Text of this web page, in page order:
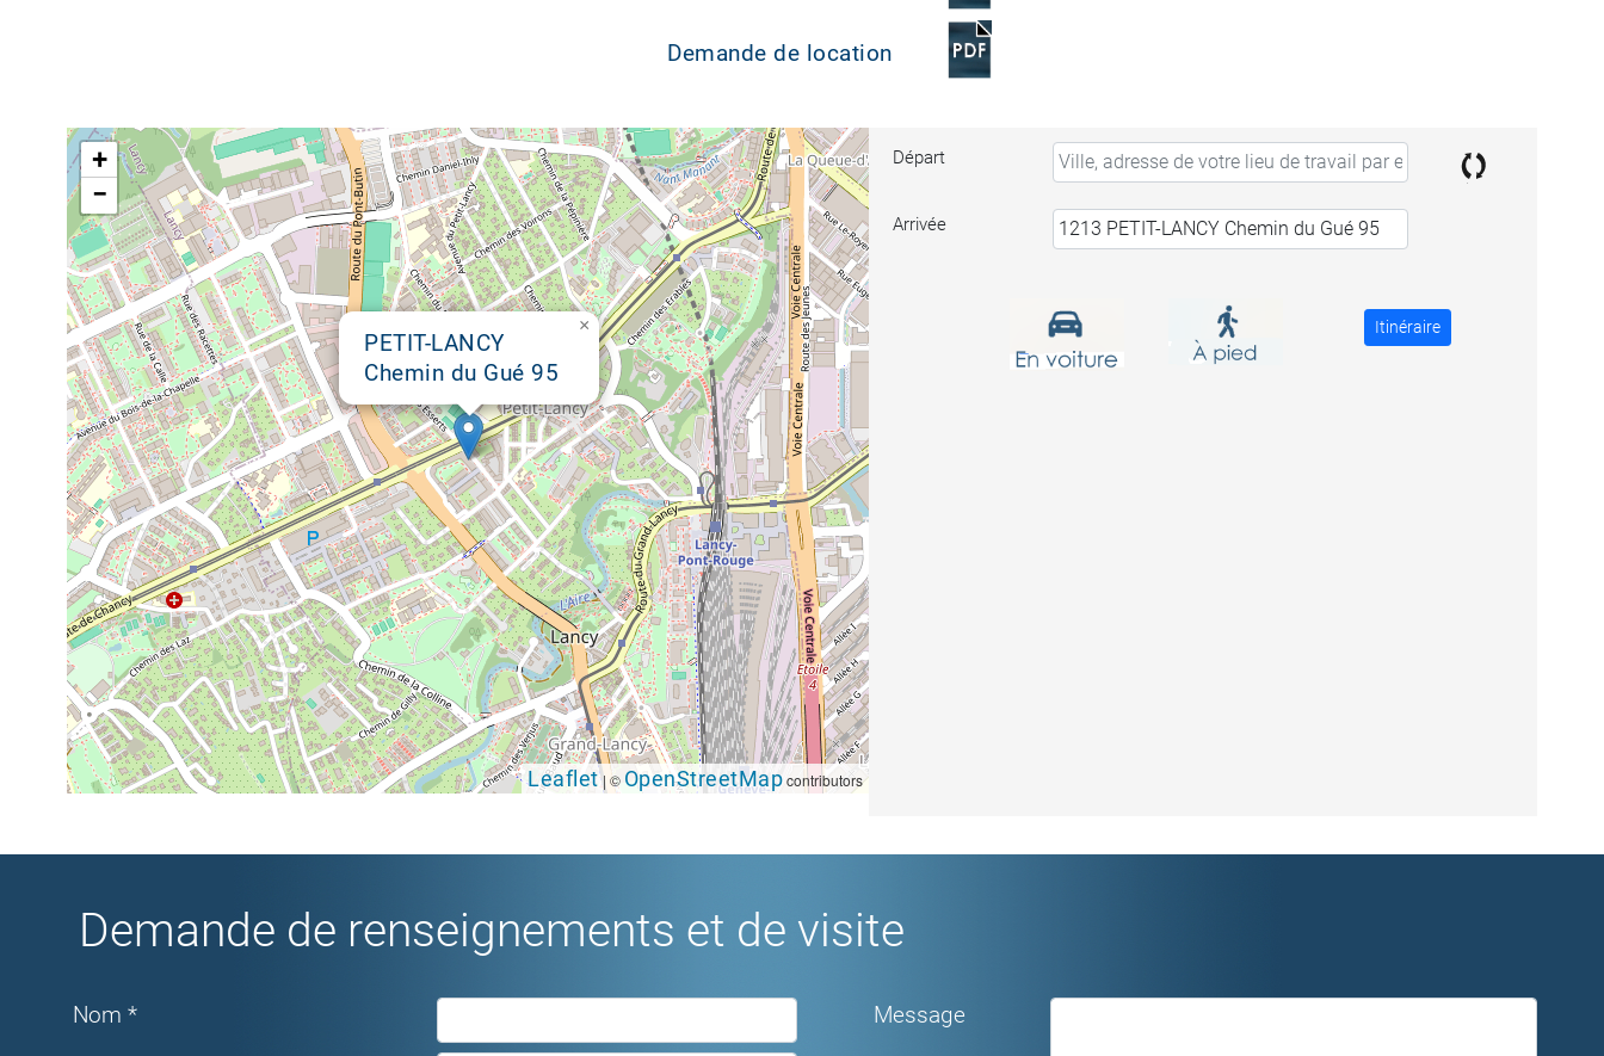
Demande de location
Google map
PETIT-LANCY
Chemin du Gué 95
×
+
−
Leaflet | © OpenStreetMapcontributors
Départ
Arrivée
Demande de renseignements et de visite
Nom * Message